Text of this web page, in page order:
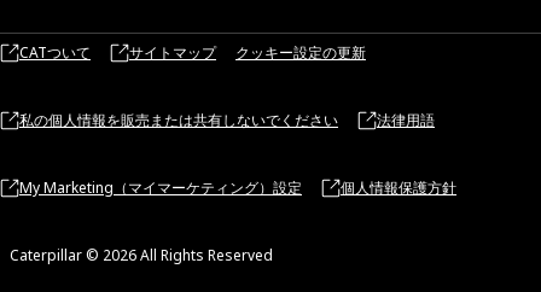
CATついて サイトマップ クッキー設定の更新
私の個人情報を販売または共有しないでください 法律用語
My Marketing（マイマーケティング）設定 個人情報保護方針
Caterpillar © 2026 All Rights Reserved